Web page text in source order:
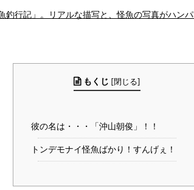
釣行記」。リアルな描写と、怪魚の写真がハン
もくじ [閉じる]
彼の名は・・・「沖山朝俊」！！
トンデモナイ怪魚ばかり！すんげぇ！